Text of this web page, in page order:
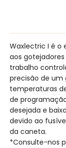
Waxlectric I é o
aos
trabalho
precisão de um
temperaturas
de
desejada e
devido ao
da caneta.
*Consulte-nos